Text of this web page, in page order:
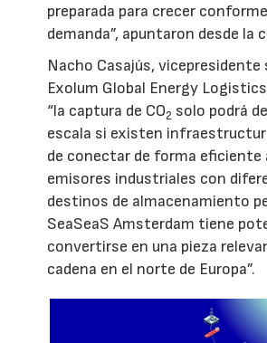
preparada para crecer
demanda”, apuntaron desde la
Nacho Casajús, vicepresidente
Exolum Global Energy
“la captura de CO2 solo podrá
escala si existen
de conectar de forma eficiente
emisores industriales con
destinos de almacenamiento
SeaSeaS Amsterdam tiene
convertirse en una pieza
cadena en el norte de Europa”.